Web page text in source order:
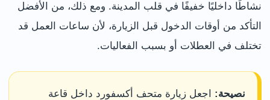
نشاطًا داخليًا خفيفًا في قلب المدينة. ومع ذلك، من الأفضل
التأكد من أوقات الدخول قبل الزيارة، لأن ساعات العمل قد
تختلف في العطلات أو بسبب الفعاليات.
نصيحة: اجعل زيارة متحف أكسفورد داخل قاعة